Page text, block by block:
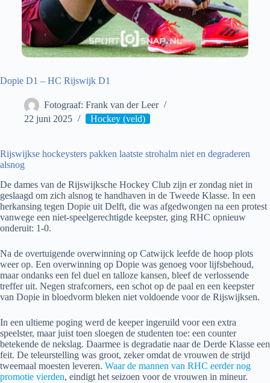
Dopie D1 – HC Rijswijk D1
Fotograaf: Frank van der Leer
22 juni 2025
Hockey (veld)
Rijswijkse hockeysters pakken laatste strohalm niet en degraderen
alsnog
De dames van de Rijswijksche Hockey Club zijn er zondag niet in
geslaagd om zich alsnog te handhaven in de Tweede Klasse. In een
herkansing tegen Dopie uit Delft, die was afgedwongen na een protest
vanwege een niet-speelgerechtigde keepster, ging RHC opnieuw
onderuit: 1-0.
Na de overtuigende overwinning op Catwijck leefde de hoop plots
weer op. Een overwinning op Dopie was genoeg voor lijfsbehoud,
maar ondanks een fel duel en talloze kansen, bleef de verlossende
treffer uit. Negen strafcorners, een schot op de paal en een keepster
van Dopie in bloedvorm bleken niet voldoende voor de Rijswijksen.
In een ultieme poging werd de keeper ingeruild voor een extra
speelster, maar juist toen sloegen de studenten toe: een counter
betekende de nekslag. Daarmee is degradatie naar de Derde Klasse een
feit. De teleurstelling was groot, zeker omdat de vrouwen de strijd
tweemaal moesten leveren. Waar de mannen van RHC eerder nog
promotie vierden, eindigt het seizoen voor de vrouwen in mineur.